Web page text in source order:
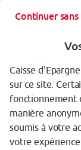
Garantie des
Protection des
Continuer
Caisse
sur ce site.
fonctionnement
manière
soumis à votre
votre